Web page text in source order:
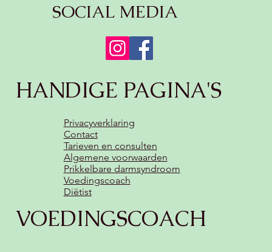
HANDIGE PAGINA'S
SOCIAL MEDIA
Privacyverklaring
Contact
Tarieven en consulten
Algemene voorwaarden
Prikkelbare darmsyndroom
Voedingscoach
Diëtist
VOEDINGSCOACH